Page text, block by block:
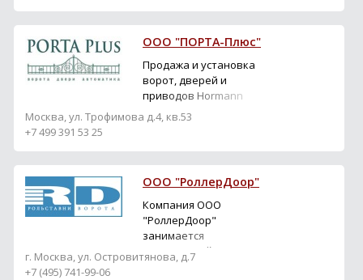
ООО "ПОРТА-Плюс"
Продажа и установка
ворот, дверей и
приводов Hormann
(Херманн), Москва и
Московская область.
Москва, ул. Трофимова д.4, кв.53
+7 499 391 53 25
ООО "РоллерДоор"
Компания ООО
"РоллерДоор"
занимается
реализацией,
установкой и
г. Москва, ул. Островитянова, д.7
+7 (495) 741-99-06